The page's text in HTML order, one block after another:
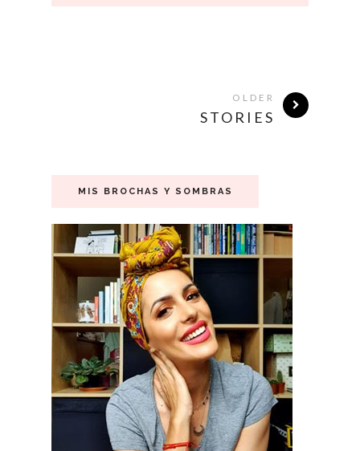
OLDER
STORIES
MIS BROCHAS Y SOMBRAS